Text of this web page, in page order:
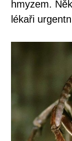
hmyzem.
lékaři